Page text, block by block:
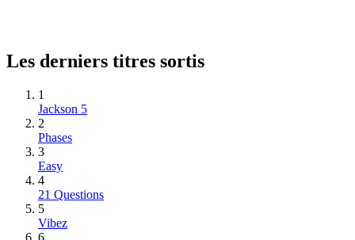
Les derniers titres sortis
1
Jackson 5
2
Phases
3
Easy
4
21 Questions
5
Vibez
6